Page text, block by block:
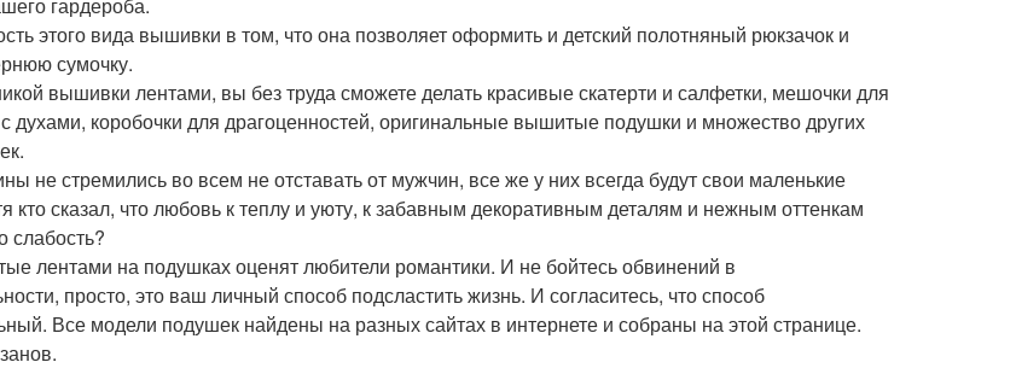
этого вида вышивки в том, что она позволяет оформить и детский полотняный рюкзачок и
сумочку.
вышивки лентами, вы без труда сможете делать красивые скатерти и салфетки, мешочки для
духами, коробочки для драгоценностей, оригинальные вышитые подушки и множество других
не стремились во всем не отставать от мужчин, все же у них всегда будут свои маленькие
кто сказал, что любовь к теплу и уюту, к забавным декоративным деталям и нежным оттенкам
слабость?
лентами на подушках оценят любители романтики. И не бойтесь обвинений в
просто, это ваш личный способ подсластить жизнь. И согласитесь, что способ
Все модели подушек найдены на разных сайтах в интернете и собраны на этой странице.